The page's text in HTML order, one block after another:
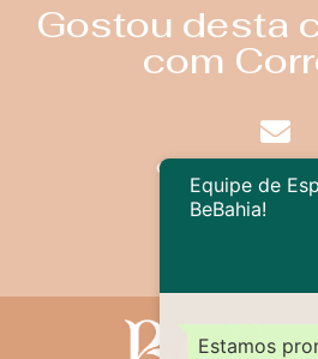
Gostou desta
com
Equipe de
BeBahia!
Estamos